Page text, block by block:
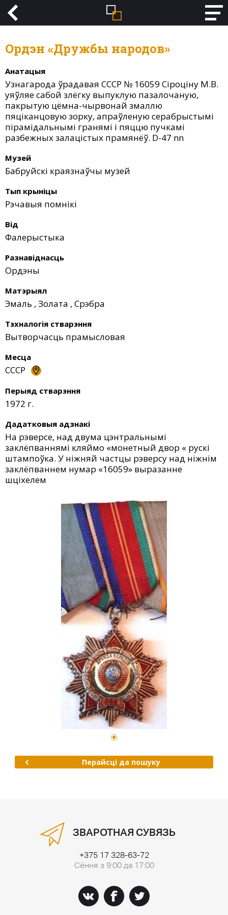
Ордэн «Дружбы народов»
Анатацыя
Узнагарода ўрадавая СССР № 16059 Сіроціну М.В.
уяўляе сабой злёгку выпуклую пазалочаную,
пакрытую цёмна-чырвонай змаллю
пяціканцовую зорку, апраўленую серабрыстымі
пірамідальнымі гранямі і пяццю пучкамі
разбежных залацістых прамянёў. D-47 nn
Музей
Бабруйскі краязнаўчы музей
Тып крыніцы
Рэчавыя помнікі
Від
Фалерыстыка
Разнавіднасць
Ордэны
Матэрыял
Эмаль , Золата , Срэбра
Тэхналогія стварэння
Вытворчасць прамысловая
Месца
СССР
Перыяд стварэння
1972 г.
Дадатковыя адзнакі
На рэверсе, над двума цэнтральнымі
заклёпваннямі кляймо «монетный двор « рускі
штампоўка. У ніжняй частцы рэверсу над ніжнім
заклёпваннем нумар «16059» выразанне
шціхелем
Перайсці да пошуку
ЗВАРОТНАЯ СУВЯЗЬ
+375 17 328-63-72
Сёння з 9:00 да 17:00